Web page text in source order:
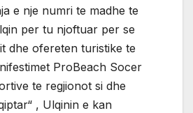
e nje numri te madhe te
per tu njoftuar per se
dhe ofereten turistike te
ProBeach Socer
te regjionot si dhe
, Ulqinin e kan